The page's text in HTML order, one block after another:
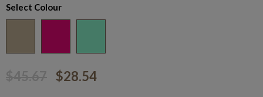
Select Colour
$28.54